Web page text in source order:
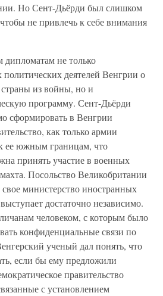
Но Сент-Дьёрди был слишком
не привлечь к себе внимания
не только
деятелей Венгрии о
из войны, но и
программу. Сент-Дьёрди
сформировать в Венгрии
как только армии
ее южным границам, что
принять участие в военных
Посольство Великобритании
министерство иностранных
достаточно независимо.
человеком, с которым было
конфиденциальные связи по
ученый дал понять, что
если бы ему предложили
правительство
с установлением